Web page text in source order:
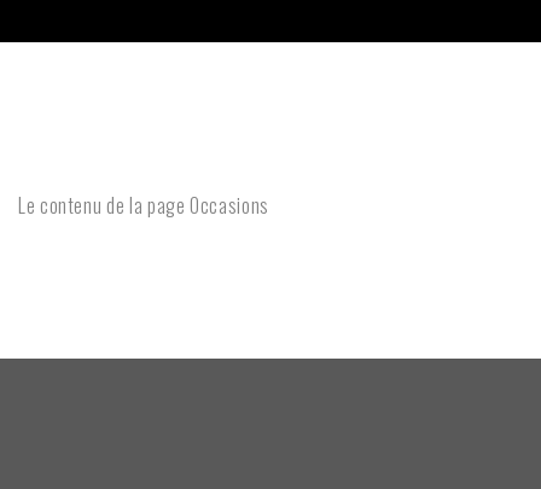
Le contenu de la page Occasions